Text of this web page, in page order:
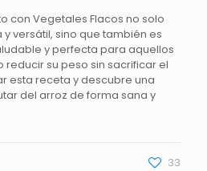
con Vegetales Flacos no solo
versátil, sino que también es
y perfecta para aquellos
su peso sin sacrificar el
esta receta y descubre una
del arroz de forma sana y
33